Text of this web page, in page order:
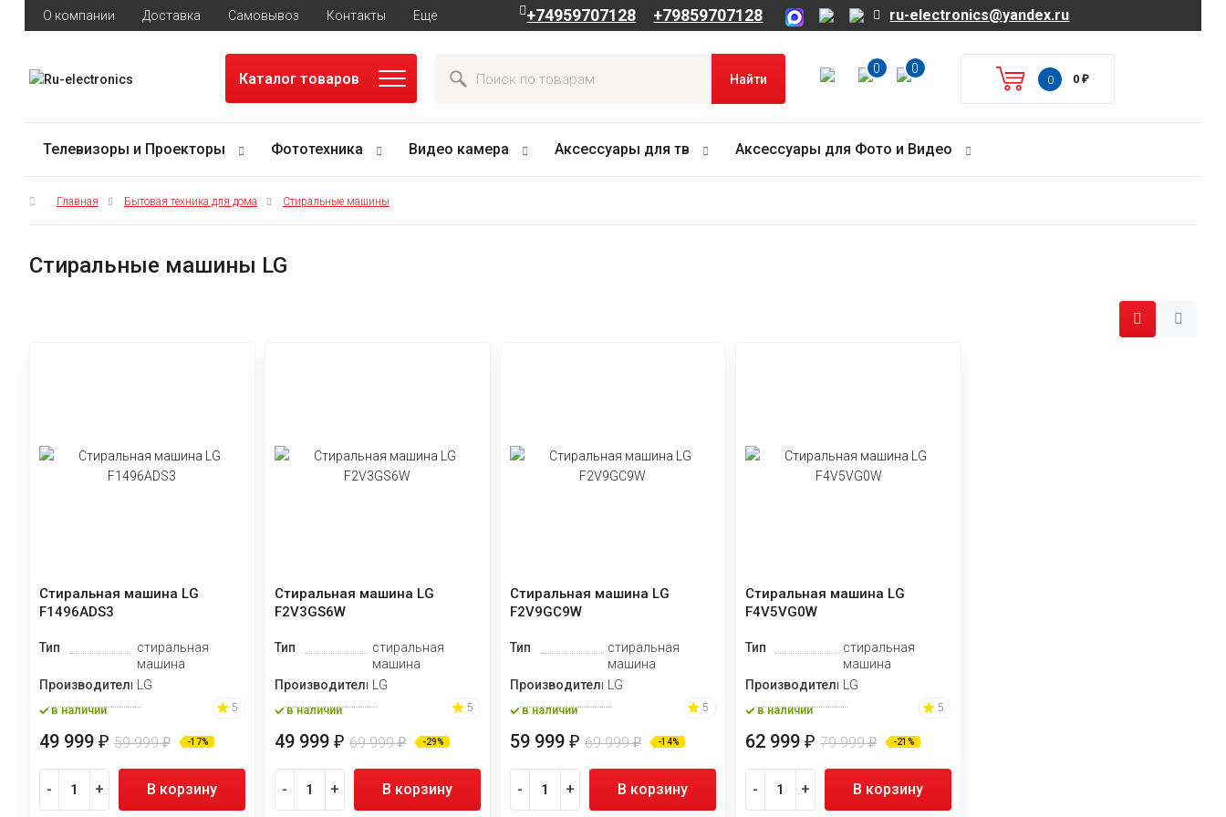
О компании Доставка Самовывоз Контакты Еще +74959707128 +79859707128 ru-electronics@yandex.ru
Каталог товаров Найти
0 0
0 0₽
Телевизоры и Проекторы Фототехника Видео камера Аксессуары для тв Аксессуары для Фото и Видео
Главная Бытовая техника для дома Стиральные машины
Стиральные машины LG
Стиральная машина LG
F1496ADS3
Тип
стиральная
машина
Производитель
LG
в наличии 5
49 999 ₽ 59 999₽ -17%
- + В корзину
Стиральная машина LG
F2V3GS6W
Тип
стиральная
машина
Производитель
LG
в наличии 5
49 999 ₽ 69 999₽ -29%
- + В корзину
Стиральная машина LG
F2V9GC9W
Тип
стиральная
машина
Производитель
LG
в наличии 5
59 999 ₽ 69 999₽ -14%
- + В корзину
Стиральная машина LG
F4V5VG0W
Тип
стиральная
машина
Производитель
LG
в наличии 5
62 999₽ 79 999₽ -21%
- + В корзину